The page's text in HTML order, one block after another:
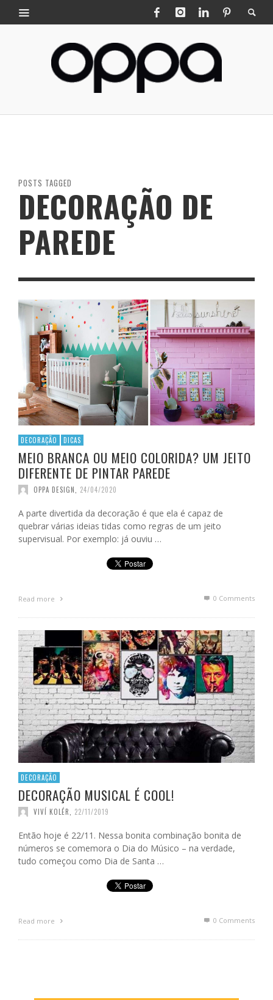
POSTS TAGGED
DECORAÇÃO DE
PAREDE
DECORAÇÃO DICAS
MEIO BRANCA OU MEIO COLORIDA? UM JEITO
DIFERENTE DE PINTAR PAREDE
OPPA DESIGN 24/04/2020
A parte divertida da decoração é que ela é capaz de
quebrar várias ideias tidas como regras de um jeito
supervisual. Por exemplo: já ouviu …
Read more 0 Comments
DECORAÇÃO
DECORAÇÃO MUSICAL É COOL!
VIVÍ KOLÉR 22/11/2019
Então hoje é 22/11. Nessa bonita combinação bonita de
números se comemora o Dia do Músico – na verdade,
tudo começou como Dia de Santa …
Read more 0 Comments